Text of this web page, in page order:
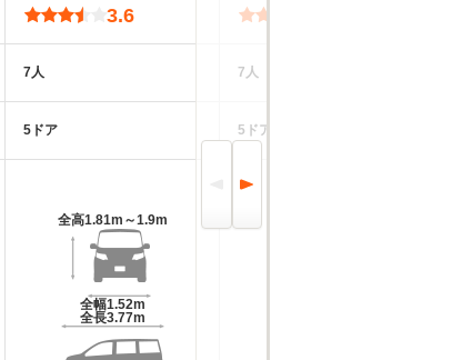
3.6
7人
5ドア
全高1.81m～1.9m
全幅1.52m
全長3.77m
7人
5ドア